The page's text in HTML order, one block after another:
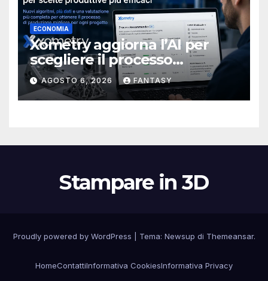
ECONOMIA
Xometry aggiorna l’AI per
scegliere il processo
produttivo più adatto
AGOSTO 6, 2026 FANTASY
Stampare in 3D
Proudly powered by WordPress Tema: Newsup di Themeansar.
HomeContattiInformativa CookiesInformativa Privacy